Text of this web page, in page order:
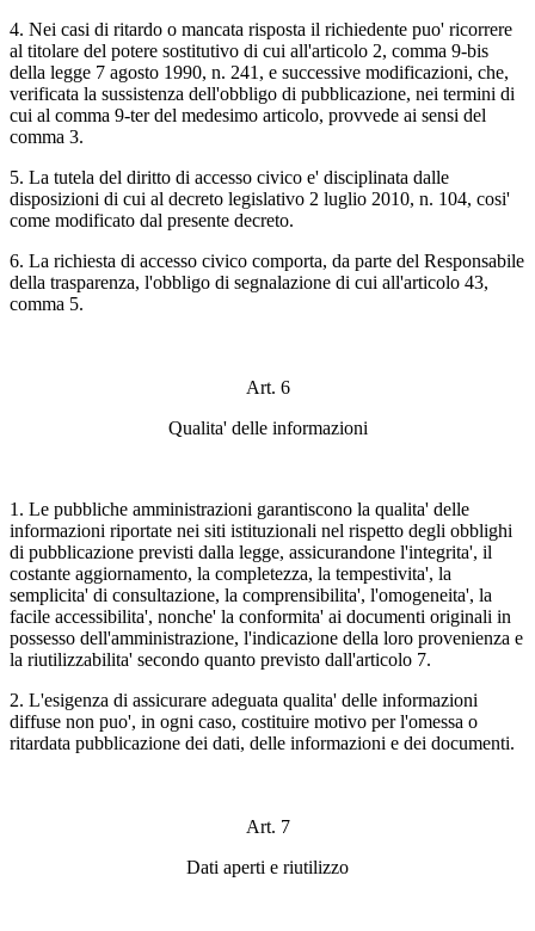
4. Nei casi di ritardo o mancata risposta il richiedente puo' ricorrere
al titolare del potere sostitutivo di cui all'articolo 2, comma 9-bis
della legge 7 agosto 1990, n. 241, e successive modificazioni, che,
verificata la sussistenza dell'obbligo di pubblicazione, nei termini di
cui al comma 9-ter del medesimo articolo, provvede ai sensi del
comma 3.
5. La tutela del diritto di accesso civico e' disciplinata dalle
disposizioni di cui al decreto legislativo 2 luglio 2010, n. 104, cosi'
come modificato dal presente decreto.
6. La richiesta di accesso civico comporta, da parte del Responsabile
della trasparenza, l'obbligo di segnalazione di cui all'articolo 43,
comma 5.
Art. 6
Qualita' delle informazioni
1. Le pubbliche amministrazioni garantiscono la qualita' delle
informazioni riportate nei siti istituzionali nel rispetto degli obblighi
di pubblicazione previsti dalla legge, assicurandone l'integrita', il
costante aggiornamento, la completezza, la tempestivita', la
semplicita' di consultazione, la comprensibilita', l'omogeneita', la
facile accessibilita', nonche' la conformita' ai documenti originali in
possesso dell'amministrazione, l'indicazione della loro provenienza e
la riutilizzabilita' secondo quanto previsto dall'articolo 7.
2. L'esigenza di assicurare adeguata qualita' delle informazioni
diffuse non puo', in ogni caso, costituire motivo per l'omessa o
ritardata pubblicazione dei dati, delle informazioni e dei documenti.
Art. 7
Dati aperti e riutilizzo